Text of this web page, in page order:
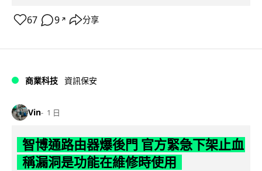
67 9 ↗ 分享
商業科技 資訊保安
Vin 1 日
智博通路由器爆後門 官方緊急下架止血
稱漏洞是功能在維修時使用